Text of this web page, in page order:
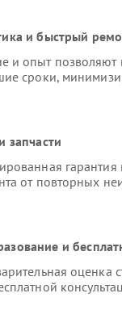
и быстрый
опыт позволяют
сроки,
запчасти
от повторных
и
оценка